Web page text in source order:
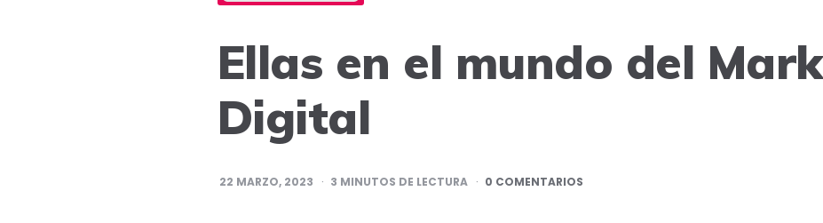
Ellas en el mundo del
Digital
22 MARZO, 2023 3 MINUTOS DE LECTURA 0 COMENTARIOS